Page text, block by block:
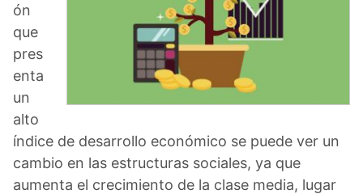
ón
que
pres
enta
un
alto
índice de desarrollo económico se puede ver un
cambio en las estructuras sociales, ya que
aumenta el crecimiento de la clase media, lugar